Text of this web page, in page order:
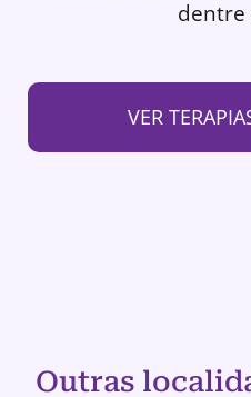
dentre
VER
Outras